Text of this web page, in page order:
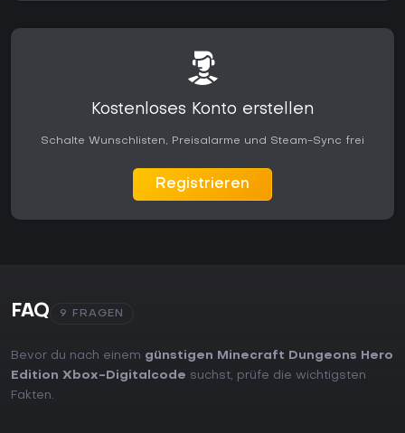
Kostenloses Konto erstellen
Schalte Wunschlisten, Preisalarme und Steam-Sync frei
Registrieren
FAQ 9 FRAGEN
Bevor du nach einem günstigen Minecraft Dungeons Hero
Edition Xbox-Digitalcode suchst, prüfe die wichtigsten
Fakten.